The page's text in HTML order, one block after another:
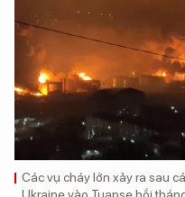
Các vụ cháy lớn xảy ra sau
Ukraine vào Tuapse hồi